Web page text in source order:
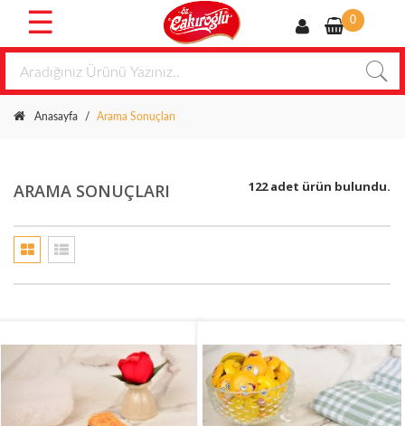
Öz
Çakıroğlu
Helva
Gaziantep
Kuruyemiş
Kuru
☰ 0
Anasayfa / Arama Sonuçları
ARAMA SONUÇLARI 122 adet ürün bulundu.